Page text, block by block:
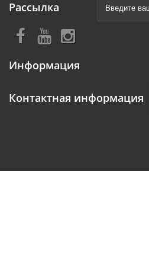
Рассылка
Информация
Контактная информация